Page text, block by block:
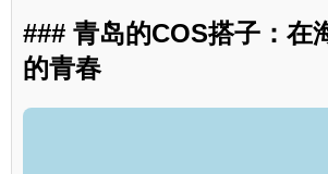
### 青岛的COS搭子：在
的青春